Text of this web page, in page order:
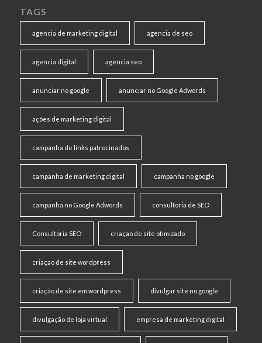
TAGS
agencia de marketing digital agencia de seo
agencia digital agencia seo
anunciar no google anunciar no Google Adwords
ações de marketing digital
campanha de links patrocinados
campanha de marketing digital campanha no google
campanha no Google Adwords consultoria de SEO
Consultoria SEO criaçao de site otimizado
criaçao de site wordpress
criação de site em wordpress divulgar site no google
divulgação de loja virtual empresa de marketing digital